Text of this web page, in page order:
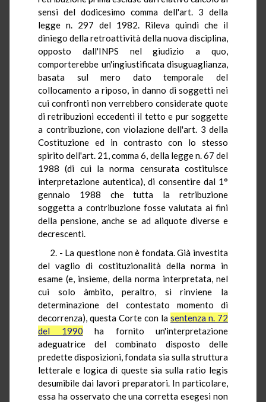
sensi del dodicesimo comma dell'art. 3 della
legge n. 297 del 1982. Rileva quindi che il
diniego della retroattività della nuova disciplina,
opposto dall'INPS nel giudizio a quo,
comporterebbe un'ingiustificata disuguaglianza,
basata sul mero dato temporale del
collocamento a riposo, in danno di soggetti nei
cui confronti non verrebbero considerate quote
di retribuzioni eccedenti il tetto e pur soggette
a contribuzione, con violazione dell'art. 3 della
Costituzione ed in contrasto con lo stesso
spirito dell'art. 21, comma 6, della legge n. 67 del
1988 (di cui la norma censurata costituisce
interpretazione autentica), di consentire dal 1°
gennaio 1988 che tutta la retribuzione
soggetta a contribuzione fosse valutata ai fini
della pensione, anche se ad aliquote diverse e
decrescenti.
2. - La questione non è fondata. Già investita
del vaglio di costituzionalità della norma in
esame (e, insieme, della norma interpretata, nel
cui solo àmbito, peraltro, si rinviene la
determinazione del contestato momento di
decorrenza), questa Corte con la sentenza n. 72
del 1990 ha fornito un'interpretazione
adeguatrice del combinato disposto delle
predette disposizioni, fondata sia sulla struttura
letterale e logica di queste sia sulla ratio legis
desumibile dai lavori preparatori. In particolare,
essa ha osservato che una corretta esegesi non